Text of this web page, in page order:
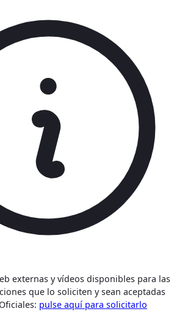
externas y vídeos disponibles para las
que lo soliciten y sean aceptadas
pulse aquí para solicitarlo